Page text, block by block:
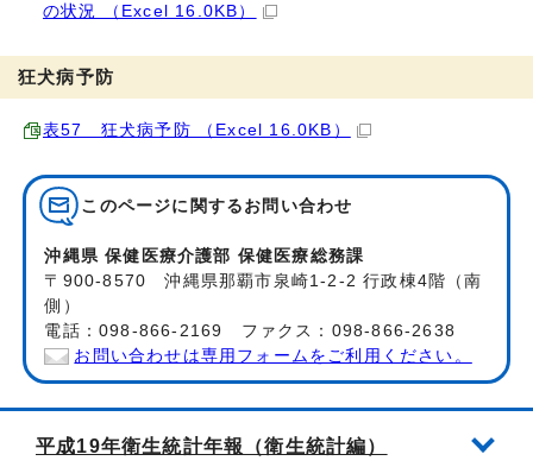
の状況 （Excel 16.0KB）
狂犬病予防
表57 狂犬病予防 （Excel 16.0KB）
このページに関する お問い合わせ
沖縄県 保健医療介護部 保健医療総務課
〒900-8570 沖縄県那覇市泉崎1-2-2 行政棟4階（南
側）
電話：098-866-2169 ファクス：098-866-2638
お問い合わせは専用フォームをご利用ください。
平成19年衛生統計年報（衛生統計編）